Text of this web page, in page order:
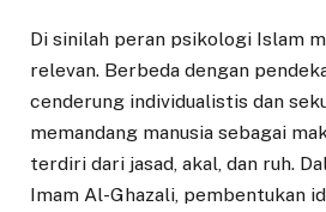
Di sinilah peran psikologi Islam
relevan. Berbeda dengan
cenderung individualistis dan
memandang manusia sebagai
terdiri dari jasad, akal, dan ruh.
Imam Al-Ghazali, pembentukan